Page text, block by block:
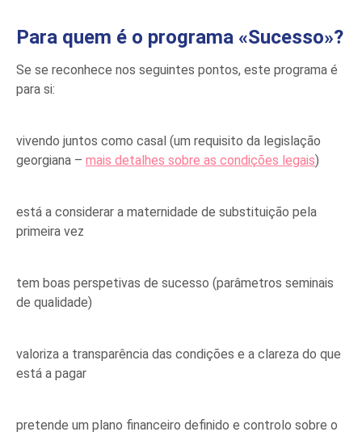
Para quem é o programa «Sucesso»?
Se se reconhece nos seguintes pontos, este programa é
para si:
vivendo juntos como casal (um requisito da legislação
georgiana – mais detalhes sobre as condições legais)
está a considerar a maternidade de substituição pela
primeira vez
tem boas perspetivas de sucesso (parâmetros seminais
de qualidade)
valoriza a transparência das condições e a clareza do que
está a pagar
pretende um plano financeiro definido e controlo sobre o